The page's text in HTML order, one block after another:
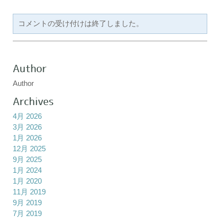
コメントの受け付けは終了しました。
Author
Author
Archives
4月 2026
3月 2026
1月 2026
12月 2025
9月 2025
1月 2024
1月 2020
11月 2019
9月 2019
7月 2019